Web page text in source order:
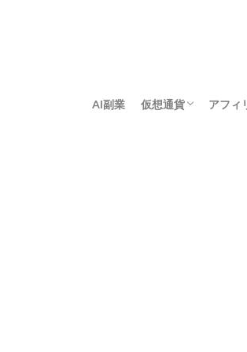
AI副業 仮想通貨 アフィ